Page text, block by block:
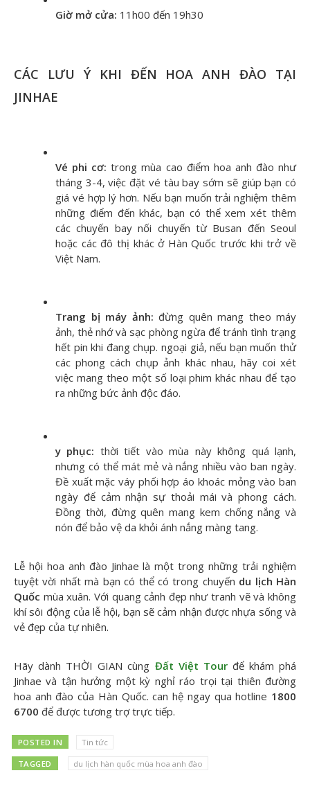
Giờ mở cửa: 11h00 đến 19h30
CÁC LƯU Ý KHI ĐẾN HOA ANH ĐÀO TẠI
JINHAE
Vé phi cơ: trong mùa cao điểm hoa anh đào như
tháng 3-4, việc đặt vé tàu bay sớm sẽ giúp bạn có
giá vé hợp lý hơn. Nếu bạn muốn trải nghiệm thêm
những điểm đến khác, bạn có thể xem xét thêm
các chuyến bay nối chuyến từ Busan đến Seoul
hoặc các đô thị khác ở Hàn Quốc trước khi trở về
Việt Nam.
Trang bị máy ảnh: đừng quên mang theo máy
ảnh, thẻ nhớ và sạc phòng ngừa để tránh tình trạng
hết pin khi đang chụp. ngoại giả, nếu bạn muốn thử
các phong cách chụp ảnh khác nhau, hãy coi xét
việc mang theo một số loại phim khác nhau để tạo
ra những bức ảnh độc đáo.
y phục: thời tiết vào mùa này không quá lạnh,
nhưng có thể mát mẻ và nắng nhiều vào ban ngày.
Đề xuất mặc váy phối hợp áo khoác mỏng vào ban
ngày để cảm nhận sự thoải mái và phong cách.
Đồng thời, đừng quên mang kem chống nắng và
nón để bảo vệ da khỏi ánh nắng màng tang.
Lễ hội hoa anh đào Jinhae là một trong những trải nghiệm
tuyệt vời nhất mà bạn có thể có trong chuyến du lịch Hàn
Quốc mùa xuân. Với quang cảnh đẹp như tranh vẽ và không
khí sôi động của lễ hội, bạn sẽ cảm nhận được nhựa sống và
vẻ đẹp của tự nhiên.
Hãy dành THỜI GIAN cùng Đất Việt Tour để khám phá
Jinhae và tận hưởng một kỳ nghỉ ráo trọi tại thiên đường
hoa anh đào của Hàn Quốc. can hệ ngay qua hotline 1800
6700 để được tương trợ trực tiếp.
POSTED IN Tin tức
TAGGED du lịch hàn quốc mùa hoa anh đào